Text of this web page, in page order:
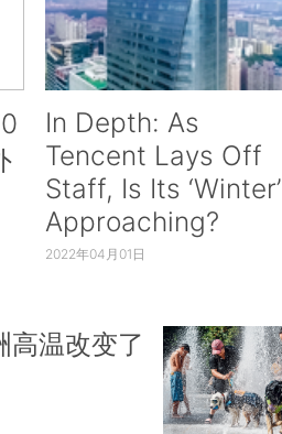
In Depth: As
Tencent Lays Off
Staff, Is Its ‘Winter’
Approaching?
2022年04月01日
高温改变了